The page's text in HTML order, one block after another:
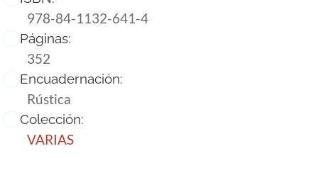
978-84-1132-641-4
Páginas:
352
Encuadernación:
Rústica
Colección:
VARIAS